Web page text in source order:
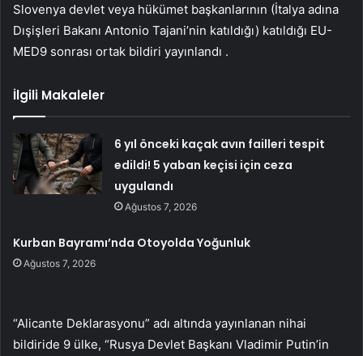
Slovenya devlet veya hükümet başkanlarının (İtalya adına
Dışişleri Bakanı Antonio Tajani’nin katıldığı) katıldığı EU-
MED9 sonrası ortak bildiri yayınlandı .
İlgili Makaleler
6 yıl önceki kaçak avın failleri tespit
edildi! 5 yaban keçisi için ceza
uygulandı
Ağustos 7, 2026
Kurban Bayramı’nda Otoyolda Yoğunluk
Ağustos 7, 2026
“Alicante Deklarasyonu” adı altında yayınlanan nihai
bildiride 9 ülke, “Rusya Devlet Başkanı Vladimir Putin’in